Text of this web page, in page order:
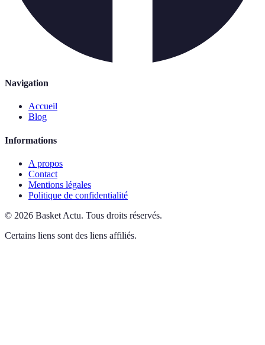
Navigation
Accueil
Blog
Informations
A propos
Contact
Mentions légales
Politique de confidentialité
© 2026 Basket Actu. Tous droits réservés.
Certains liens sont des liens affiliés.